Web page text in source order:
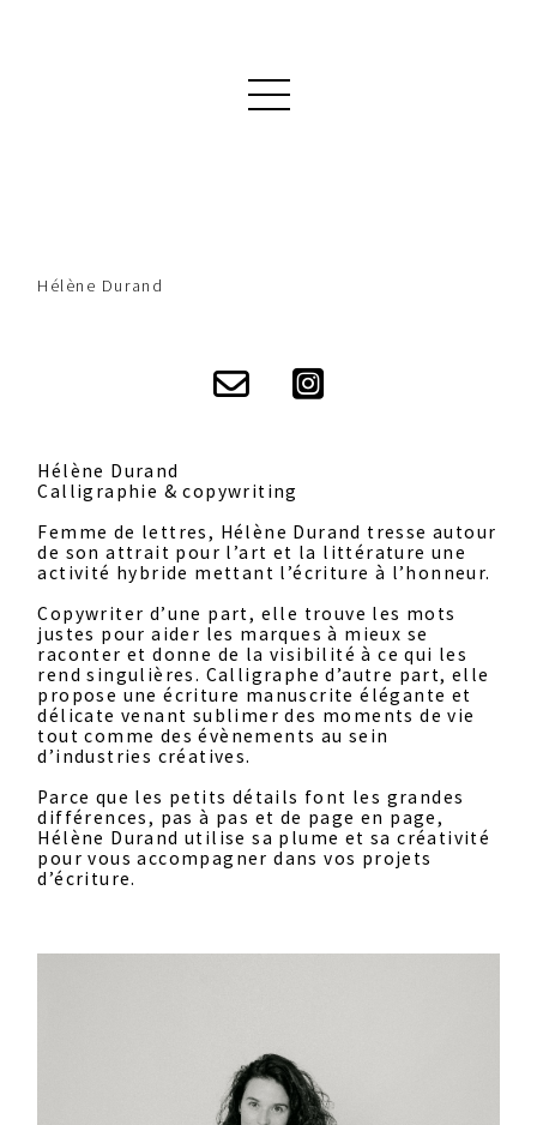
Hélène Durand
Hélène Durand
Calligraphie & copywriting
Femme de lettres, Hélène Durand tresse autour
de son attrait pour l’art et la littérature une
activité hybride mettant l’écriture à l’honneur.
Copywriter d’une part, elle trouve les mots
justes pour aider les marques à mieux se
raconter et donne de la visibilité à ce qui les
rend singulières. Calligraphe d’autre part, elle
propose une écriture manuscrite élégante et
délicate venant sublimer des moments de vie
tout comme des évènements au sein
d’industries créatives.
Parce que les petits détails font les grandes
différences, pas à pas et de page en page,
Hélène Durand utilise sa plume et sa créativité
pour vous accompagner dans vos projets
d’écriture.